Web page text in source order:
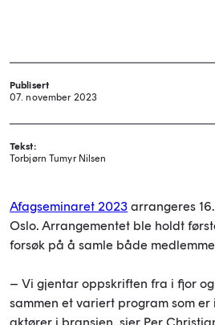
Publisert
07. november 2023
Tekst:
Torbjørn Tumyr Nilsen
Afagseminaret 2023 arrangeres
Oslo. Arrangementet ble holdt
forsøk på å samle både
– Vi gjentar oppskriften fra i fjor
sammen et variert program som